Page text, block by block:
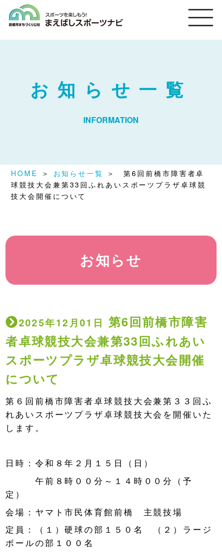
まえばしスポーツナビ
お知らせ一覧
INFORMATION
HOME ＞ お知らせ一覧
＞ 第6回前橋市障害者卓
球競技大会兼第33回ふれあいスポーツプラザ卓球競
技大会開催について
お知らせ
2025年12月01日 第6回前橋市障害
者卓球競技大会兼第33回ふれあい
スポーツプラザ卓球競技大会開催
について
第６回前橋市障害者卓球競技大会兼第３３回ふ
れあいスポーツプラザ卓球競技大会を開催いた
します。
日時：令和８年２月１５日（日）
午前８時００分～１４時００分（予
定）
会場：ヤマト市民体育館前橋 主競技場
定員：（１）硬球の部１５０名 （２）ラージ
ボールの部１００名